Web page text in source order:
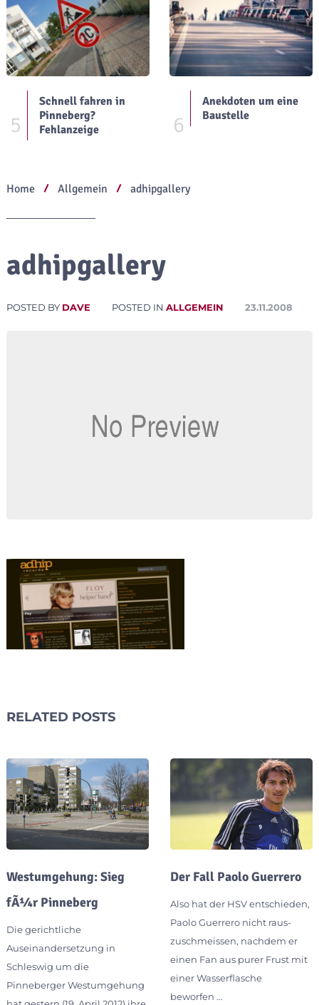
5
Schnell fahren in
Pinneberg?
Fehlanzeige
6
Anekdoten um eine
Baustelle
Home Allgemein adhipgallery
adhipgallery
POSTED BY DAVE POSTED IN ALLGEMEIN 23.11.2008
RELATED POSTS
Westumgehung: Sieg
fÃ¼r Pinneberg
Die gerichtliche
Auseinandersetzung in
Schleswig um die
Pinneberger Westumgehung
Der Fall Paolo Guerrero
Also hat der HSV entschieden,
Paolo Guerrero nicht raus-
zuschmeissen, nachdem er
einen Fan aus purer Frust mit
einer Wasserflasche
beworfen …